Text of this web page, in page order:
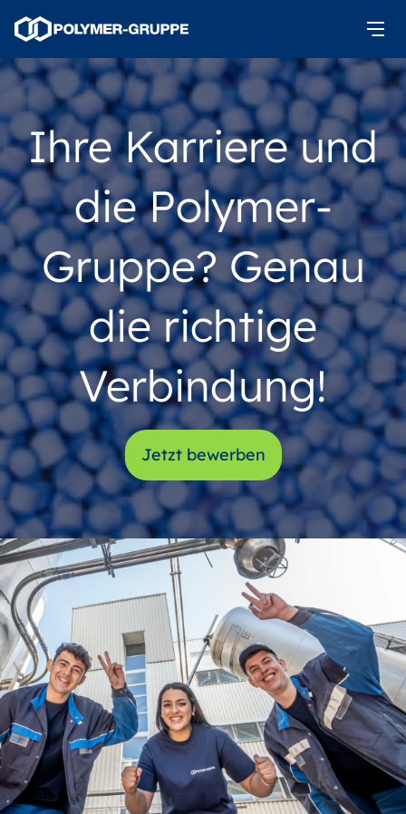
Ihre Karriere und
die Polymer-
Gruppe? Genau
die richtige
Verbindung!
Jetzt bewerben